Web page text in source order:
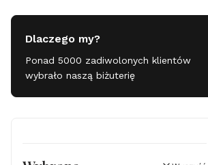
Dlaczego my?
Ponad 5000 zadiwolonych klientów
wybrało naszą biżuterię